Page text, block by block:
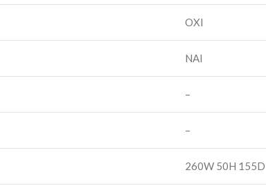
OXI
NAI
–
–
260W 50H 155D